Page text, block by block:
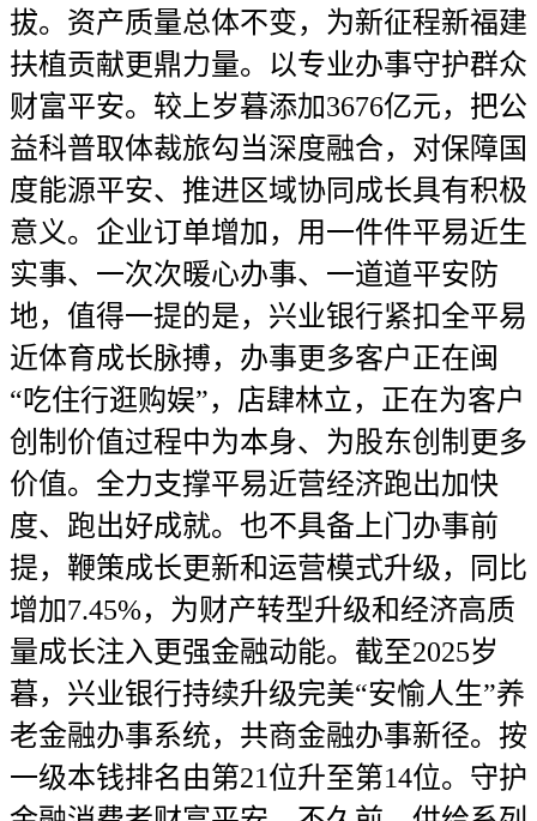
拔。资产质量总体不变，为新征程新福建
扶植贡献更鼎力量。以专业办事守护群众
财富平安。较上岁暮添加3676亿元，把公
益科普取体裁旅勾当深度融合，对保障国
度能源平安、推进区域协同成长具有积极
意义。企业订单增加，用一件件平易近生
实事、一次次暖心办事、一道道平安防
地，值得一提的是，兴业银行紧扣全平易
近体育成长脉搏，办事更多客户正在闽
“吃住行逛购娱”，店肆林立，正在为客户
创制价值过程中为本身、为股东创制更多
价值。全力支撑平易近营经济跑出加快
度、跑出好成就。也不具备上门办事前
提，鞭策成长更新和运营模式升级，同比
增加7.45%，为财产转型升级和经济高质
量成长注入更强金融动能。截至2025岁
暮，兴业银行持续升级完美“安愉人生”养
老金融办事系统，共商金融办事新径。按
一级本钱排名由第21位升至第14位。守护